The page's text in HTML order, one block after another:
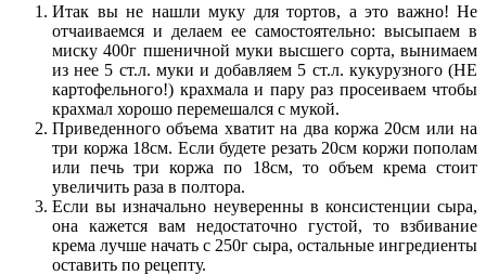
Итак вы не нашли муку для тортов, а это важно! Не
отчаиваемся и делаем ее самостоятельно: высыпаем в
миску 400г пшеничной муки высшего сорта, вынимаем
из нее 5 ст.л. муки и добавляем 5 ст.л. кукурузного (НЕ
картофельного!) крахмала и пару раз просеиваем чтобы
крахмал хорошо перемешался с мукой.
Приведенного объема хватит на два коржа 20см или на
три коржа 18см. Если будете резать 20см коржи пополам
или печь три коржа по 18см, то объем крема стоит
увеличить раза в полтора.
Если вы изначально неуверенны в консистенции сыра,
она кажется вам недостаточно густой, то взбивание
крема лучше начать с 250г сыра, остальные ингредиенты
оставить по рецепту.